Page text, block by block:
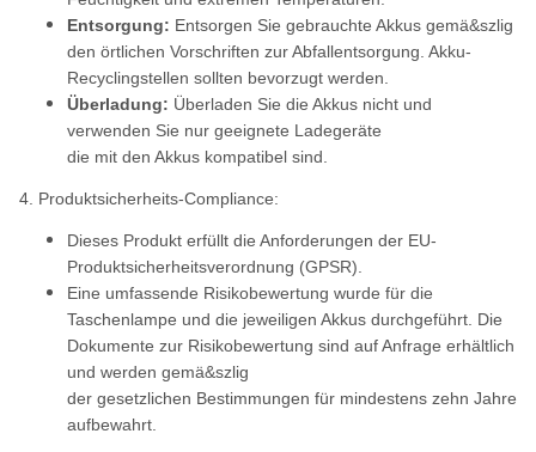
Entsorgung: Entsorgen Sie gebrauchte Akkus gemä&szlig
den örtlichen Vorschriften zur Abfallentsorgung. Akku-
Recyclingstellen sollten bevorzugt werden.
Überladung: Überladen Sie die Akkus nicht und
verwenden Sie nur geeignete Ladegeräte
die mit den Akkus kompatibel sind.
4. Produktsicherheits-Compliance:
Dieses Produkt erfüllt die Anforderungen der EU-
Produktsicherheitsverordnung (GPSR).
Eine umfassende Risikobewertung wurde für die
Taschenlampe und die jeweiligen Akkus durchgeführt. Die
Dokumente zur Risikobewertung sind auf Anfrage erhältlich
und werden gemä&szlig
der gesetzlichen Bestimmungen für mindestens zehn Jahre
aufbewahrt.